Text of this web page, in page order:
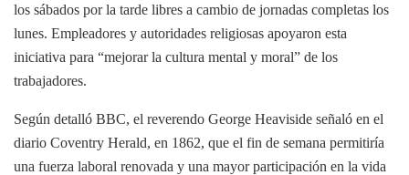
los sábados por la tarde libres a cambio de jornadas completas los
lunes. Empleadores y autoridades religiosas apoyaron esta
iniciativa para “mejorar la cultura mental y moral” de los
trabajadores.
Según detalló BBC, el reverendo George Heaviside señaló en el
diario Coventry Herald, en 1862, que el fin de semana permitiría
una fuerza laboral renovada y una mayor participación en la vida